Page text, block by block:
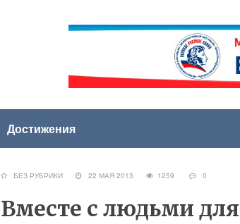
Достижения
БЕЗ РУБРИКИ 22 МАЯ 2013 1259 0
Вместе с людьми